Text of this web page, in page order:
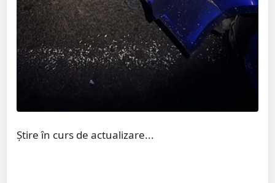
Știre în curs de actualizare...